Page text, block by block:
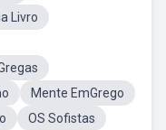
Livro
Mente EmGrego
OS Sofistas